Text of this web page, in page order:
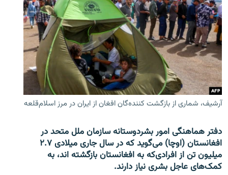
آرشیف، شماری از بازگشت کننده‌گان افغان از ایران در مرز اسلام‌قلعه
دفتر هماهنگی امور بشردوستانه سازمان ملل متحد در
افغانستان (اوچا) می‌گوید که در سال جاری میلادی ۲.۷
میلیون تن از افرادی‌که به افغانستان بازگشته اند، به
کمک‌های عاجل بشری نیاز دارند.